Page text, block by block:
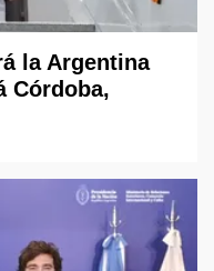
la Argentina
Córdoba,